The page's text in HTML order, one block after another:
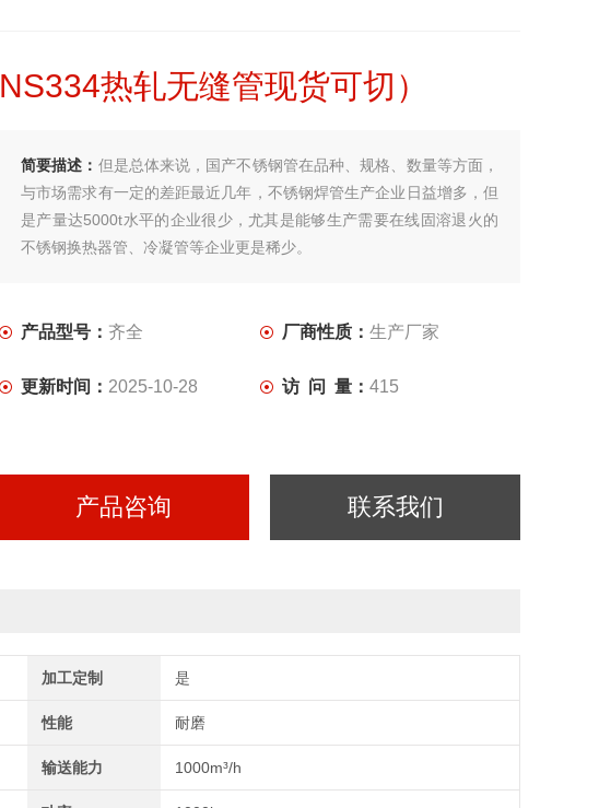
NS334热轧无缝管现货可切）
简要描述： 但是总体来说，国产不锈钢管在品种、规格、数量等方面，
与市场需求有一定的差距最近几年，不锈钢焊管生产企业日益增多，但
是产量达5000t水平的企业很少，尤其是能够生产需要在线固溶退火的
不锈钢换热器管、冷凝管等企业更是稀少。
产品型号： 齐全 厂商性质： 生产厂家
更新时间： 2025-10-28 访 问 量： 415
产品咨询 联系我们
加工定制 是
性能 耐磨
输送能力 1000m³/h